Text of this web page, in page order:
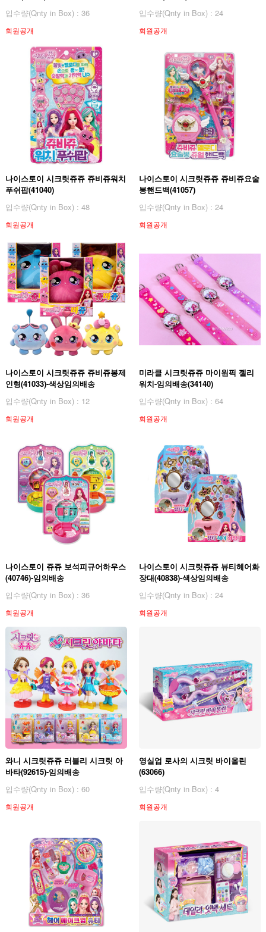
입수량(Qnty in Box) : 36
회원공개
입수량(Qnty in Box) : 24
회원공개
나이스토이 시크릿쥬쥬 쥬비쥬워치
푸쉬팝(41040)
입수량(Qnty in Box) : 48
회원공개
나이스토이 시크릿쥬쥬 쥬비쥬요술
봉핸드백(41057)
입수량(Qnty in Box) : 24
회원공개
나이스토이 시크릿쥬쥬 쥬비쥬봉제
인형(41033)-색상임의배송
입수량(Qnty in Box) : 12
회원공개
미라클 시크릿쥬쥬 마이원픽 젤리
워치-임의배송(34140)
입수량(Qnty in Box) : 64
회원공개
나이스토이 쥬쥬 보석피규어하우스
(40746)-임의배송
입수량(Qnty in Box) : 36
회원공개
나이스토이 시크릿쥬쥬 뷰티헤어화
장대(40838)-색상임의배송
입수량(Qnty in Box) : 24
회원공개
와니 시크릿쥬쥬 러블리 시크릿 아
바타(92615)-임의배송
입수량(Qnty in Box) : 60
회원공개
영실업 로사의 시크릿 바이올린
(63066)
입수량(Qnty in Box) : 4
회원공개